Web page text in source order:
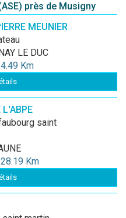
près de Musigny
MEUNIER
LE DUC
Km
L'ABPE
Km